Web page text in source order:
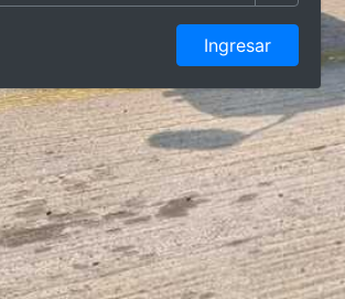
Ingresar